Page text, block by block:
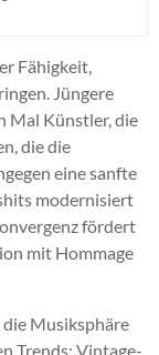
Fähigkeit,
Jüngere
Mal Künstler, die
die die
eine sanfte
modernisiert
fördert
mit Hommage
Musiksphäre
Trends: Vintage-